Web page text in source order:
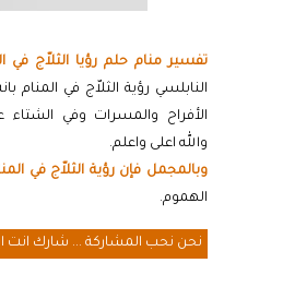
تفسير منام حلم رؤيا الثلاّج في
النابلسي رؤية الثلاّج في المنام
الأفراح والمسرات وفي الشتاء
والله اعلى واعلم.
وبالمجمل فإن رؤية الثلاّج في
الهموم.
نحن نحب المشاركة ... شارك انت